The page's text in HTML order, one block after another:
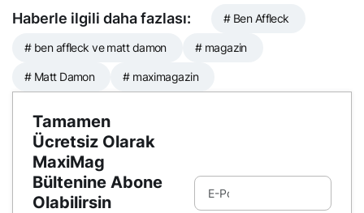
Haberle ilgili daha fazlası: # Ben Affleck
# ben affleck ve matt damon # magazin
# Matt Damon # maximagazin
Tamamen
Ücretsiz Olarak
MaxiMag
Bültenine Abone
Olabilirsin